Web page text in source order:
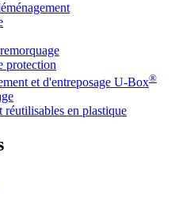
protection
et d'entreposage U-Box®
réutilisables en plastique